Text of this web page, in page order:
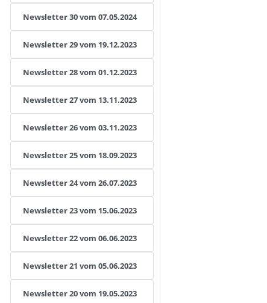
Newsletter 30 vom 07.05.2024
Newsletter 29 vom 19.12.2023
Newsletter 28 vom 01.12.2023
Newsletter 27 vom 13.11.2023
Newsletter 26 vom 03.11.2023
Newsletter 25 vom 18.09.2023
Newsletter 24 vom 26.07.2023
Newsletter 23 vom 15.06.2023
Newsletter 22 vom 06.06.2023
Newsletter 21 vom 05.06.2023
Newsletter 20 vom 19.05.2023